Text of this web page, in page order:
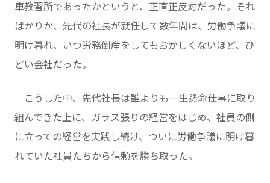
車教習所であったかというと、正直正反対だった。それ
ばかりか、先代の社長が就任して数年間は、労働争議に
明け暮れ、いつ労務倒産をしてもおかしくないほど、ひ
どい会社だった。
こうした中、先代社長は誰よりも一生懸命仕事に取り
組んできた上に、ガラス張りの経営をはじめ、社員の側
に立っての経営を実践し続け、ついに労働争議に明け暮
れていた社員たちから信頼を勝ち取った。